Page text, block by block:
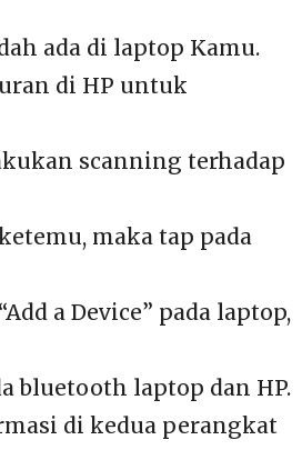
ada di laptop Kamu.
di HP untuk
scanning terhadap
maka tap pada
a Device” pada laptop,
bluetooth laptop dan HP.
di kedua perangkat